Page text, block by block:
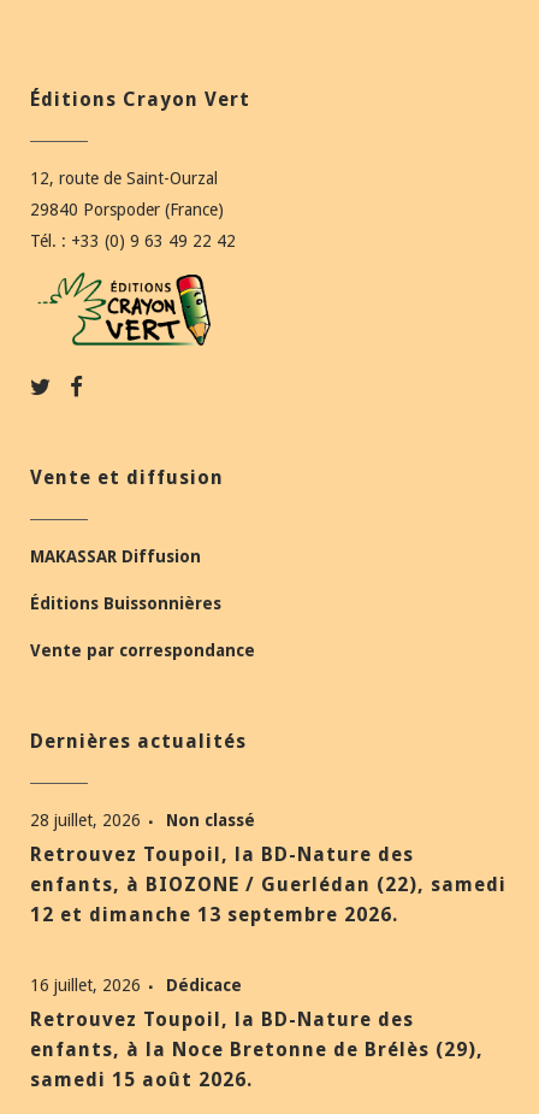
Éditions Crayon Vert
12, route de Saint-Ourzal
29840 Porspoder (France)
Tél. : +33 (0) 9 63 49 22 42
Vente et diffusion
MAKASSAR Diffusion
Éditions Buissonnières
Vente par correspondance
Dernières actualités
28 juillet, 2026 Non classé
Retrouvez Toupoil, la BD-Nature des
enfants, à BIOZONE / Guerlédan (22), samedi
12 et dimanche 13 septembre 2026.
16 juillet, 2026 Dédicace
Retrouvez Toupoil, la BD-Nature des
enfants, à la Noce Bretonne de Brélès (29),
samedi 15 août 2026.